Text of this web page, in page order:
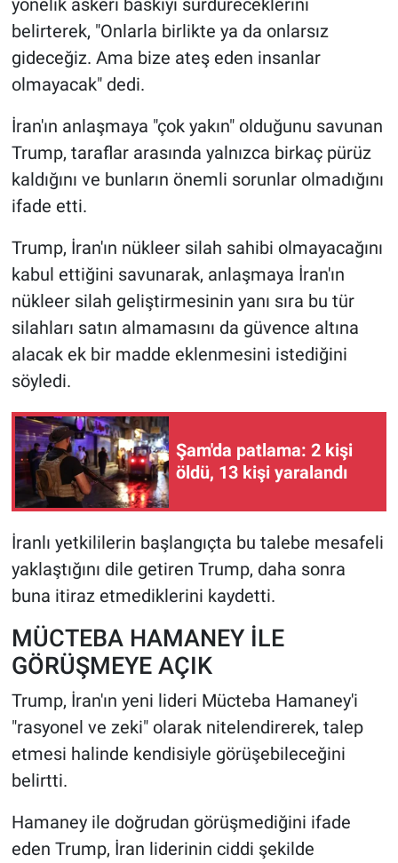
yönelik askeri baskıyı sürdüreceklerini
belirterek, "Onlarla birlikte ya da onlarsız
gideceğiz. Ama bize ateş eden insanlar
olmayacak" dedi.
İran'ın anlaşmaya "çok yakın" olduğunu savunan
Trump, taraflar arasında yalnızca birkaç pürüz
kaldığını ve bunların önemli sorunlar olmadığını
ifade etti.
Trump, İran'ın nükleer silah sahibi olmayacağını
kabul ettiğini savunarak, anlaşmaya İran'ın
nükleer silah geliştirmesinin yanı sıra bu tür
silahları satın almamasını da güvence altına
alacak ek bir madde eklenmesini istediğini
söyledi.
Şam'da patlama: 2 kişi
öldü, 13 kişi yaralandı
İranlı yetkililerin başlangıçta bu talebe mesafeli
yaklaştığını dile getiren Trump, daha sonra
buna itiraz etmediklerini kaydetti.
MÜCTEBA HAMANEY İLE
GÖRÜŞMEYE AÇIK
Trump, İran'ın yeni lideri Mücteba Hamaney'i
"rasyonel ve zeki" olarak nitelendirerek, talep
etmesi halinde kendisiyle görüşebileceğini
belirtti.
Hamaney ile doğrudan görüşmediğini ifade
eden Trump, İran liderinin ciddi şekilde